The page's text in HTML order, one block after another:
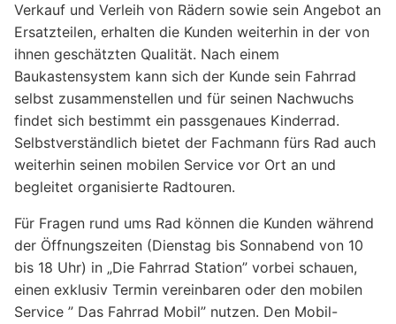
Verkauf und Verleih von Rädern sowie sein Angebot an
Ersatzteilen, erhalten die Kunden weiterhin in der von
ihnen geschätzten Qualität. Nach einem
Baukastensystem kann sich der Kunde sein Fahrrad
selbst zusammenstellen und für seinen Nachwuchs
findet sich bestimmt ein passgenaues Kinderrad.
Selbstverständlich bietet der Fachmann fürs Rad auch
weiterhin seinen mobilen Service vor Ort an und
begleitet organisierte Radtouren.
Für Fragen rund ums Rad können die Kunden während
der Öffnungszeiten (Dienstag bis Sonnabend von 10
bis 18 Uhr) in „Die Fahrrad Station” vorbei schauen,
einen exklusiv Termin vereinbaren oder den mobilen
Service ” Das Fahrrad Mobil” nutzen. Den Mobil-